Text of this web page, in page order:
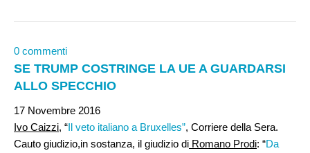
0 commenti
SE TRUMP COSTRINGE LA UE A GUARDARSI
ALLO SPECCHIO
17 Novembre 2016
Ivo Caizzi, “Il veto italiano a Bruxelles”, Corriere della Sera.
Cauto giudizio,in sostanza, il giudizio di Romano Prodi: “Da